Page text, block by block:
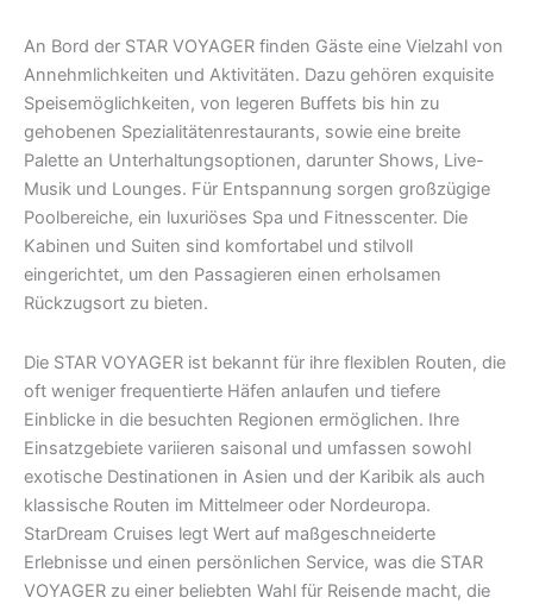
An Bord der STAR VOYAGER finden Gäste eine Vielzahl von
Annehmlichkeiten und Aktivitäten. Dazu gehören exquisite
Speisemöglichkeiten, von legeren Buffets bis hin zu
gehobenen Spezialitätenrestaurants, sowie eine breite
Palette an Unterhaltungsoptionen, darunter Shows, Live-
Musik und Lounges. Für Entspannung sorgen großzügige
Poolbereiche, ein luxuriöses Spa und Fitnesscenter. Die
Kabinen und Suiten sind komfortabel und stilvoll
eingerichtet, um den Passagieren einen erholsamen
Rückzugsort zu bieten.
Die STAR VOYAGER ist bekannt für ihre flexiblen Routen, die
oft weniger frequentierte Häfen anlaufen und tiefere
Einblicke in die besuchten Regionen ermöglichen. Ihre
Einsatzgebiete variieren saisonal und umfassen sowohl
exotische Destinationen in Asien und der Karibik als auch
klassische Routen im Mittelmeer oder Nordeuropa.
StarDream Cruises legt Wert auf maßgeschneiderte
Erlebnisse und einen persönlichen Service, was die STAR
VOYAGER zu einer beliebten Wahl für Reisende macht, die